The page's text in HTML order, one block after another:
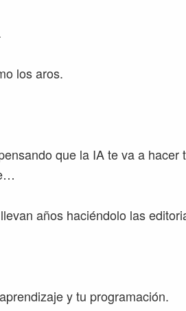
los aros.
que la IA te va a hacer
años haciéndolo las
y tu programación.